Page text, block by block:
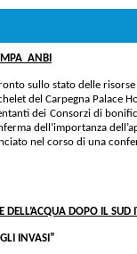
ANBI
sullo stato delle
del Carpegna Palace
dei Consorzi di
dell’importanza
nel corso di una
DELL’ACQUA DOPO IL
INVASI”